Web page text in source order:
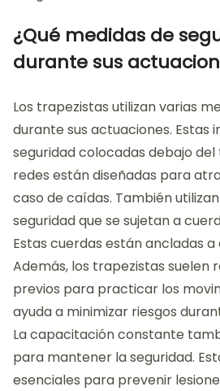
¿Qué medidas de
durante sus
Los trapezistas utilizan varias
durante sus actuaciones. Estas
seguridad colocadas debajo del
redes están diseñadas para
caso de caídas. También
seguridad que se sujetan a
Estas cuerdas están ancladas
Además, los trapezistas suelen
previos para practicar los
ayuda a minimizar riesgos
La capacitación constante
para mantener la seguridad.
esenciales para prevenir